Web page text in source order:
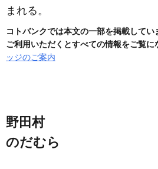
まれる。
コトバンクでは本文の一部を掲載して
ご利用いただくとすべての情報をご覧に
ッジのご案内
野田村
のだむら